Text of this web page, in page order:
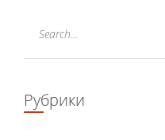
Рубрики